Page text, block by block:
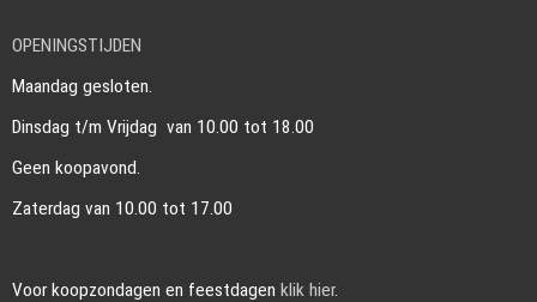
OPENINGSTIJDEN
Maandag gesloten.
Dinsdag t/m Vrijdag van 10.00 tot 18.00
Geen koopavond.
Zaterdag van 10.00 tot 17.00
Voor koopzondagen en feestdagen klik hier.